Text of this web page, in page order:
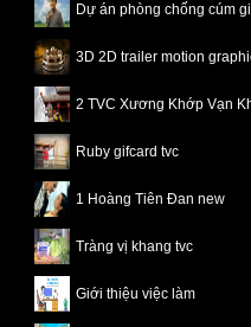
Dự án phòng chống cúm
3D 2D trailer motion
2 TVC Xương Khớp Vạn
Ruby gifcard tvc
1 Hoàng Tiên Đan new
Tràng vị khang tvc
Giới thiệu việc làm